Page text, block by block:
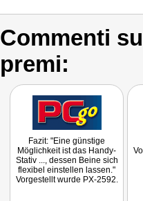
Commenti
premi:
Fazit: "Eine günstige
Möglichkeit ist das Handy-
Stativ ..., dessen Beine sich
flexibel einstellen lassen."
Vorgestellt wurde PX-2592.